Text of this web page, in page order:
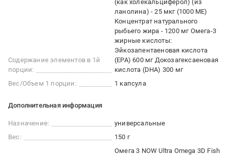
Содержание элементов в 1й
порции:
(как холекальциферол) (из
ланолина) - 25 мкг (1000 МЕ)
Концентрат натурального
рыбьего жира - 1200 мг Омега-3
жирные кислоты:
Эйкозапентаеновая кислота
(EPA) 600 мг Докозагексаеновая
кислота (DHA) 300 мг
Вес/Объем 1 порции:
1 капсула
Дополнительная информация
Назначение:
универсальные
Вес:
150 г
Омега 3 NOW Ultra Omega 3D Fish